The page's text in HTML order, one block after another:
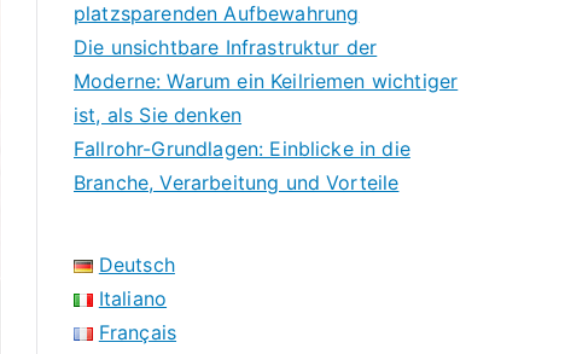
platzsparenden Aufbewahrung
Die unsichtbare Infrastruktur der
Moderne: Warum ein Keilriemen wichtiger
ist, als Sie denken
Fallrohr-Grundlagen: Einblicke in die
Branche, Verarbeitung und Vorteile
Deutsch
Italiano
Français